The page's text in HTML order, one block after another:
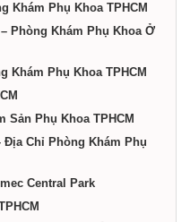
Khám Phụ Khoa TPHCM
Phòng Khám Phụ Khoa Ở
Khám Phụ Khoa TPHCM
Sản Phụ Khoa TPHCM
Địa Chỉ Phòng Khám Phụ
Central Park